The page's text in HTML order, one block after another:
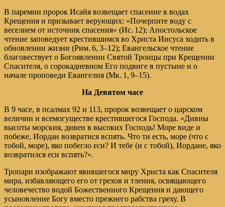
В паремии пророк Исайя возвещает спасение в водах
Крещения и призывает верующих: «Почерпите воду с
веселием от источник спасения» (Ис. 12); Апостольское
чтение заповедует крестившимся во Христа Иисуса ходить в
обновлении жизни (Рим. 6, 3–12); Евангельское чтение
благовествует о Богоявлении Святой Троицы при Крещении
Спасителя, о сорокадневном Его подвиге в пустыне и о
начале проповеди Евангелия (Мк. 1, 9–15).
На Девятом часе
В 9 часе, в псалмах 92 и 113, пророк возвещает о царском
величии и всемогуществе крестившегося Господа. «Дивны
высоты морския, дивен в высоких Господь! Море виде и
побеже, Иордан возвратися вспять. Что ти есть, море (что с
тобой, море), яко побегло еси? И тебе (и с тобой), Иордане, яко
возвратился еси вспять?».
Тропари изображают явившегося миру Христа как Спасителя
мира, избавляющего его от грехов и тления, освящающего
человечество водой Божественного Крещения и дающего
усыновление Богу вместо прежнего рабства греху. В